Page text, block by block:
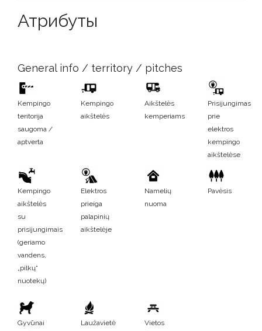
Атрибуты
General info / territory / pitches
Kempingo
teritorija
saugoma /
aptverta
Kempingo
aikštelės
Aikštelės
kemperiams
Prisijungimas
prie
elektros
kempingo
aikštelėse
Kempingo
aikštelės
su
prisijungimais
(geriamo
vandens,
„pilkų“
nuotekų)
Elektros
prieiga
palapinių
aikštelėje
Namelių
nuoma
Pavėsis
Gyvūnai
Laužavietė
Vietos